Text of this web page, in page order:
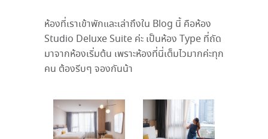
ห้องที่เราเข้าพักและเล่าถึงใน Blog นี้ คือห้อง
Studio Deluxe Suite ค่ะ เป็นห้อง Type ที่ถัด
มาจากห้องเริ่มต้น เพราะห้องที่นี่เต็มไวมากค่ะทุก
คน ต้องรีบๆ จองกันน้า